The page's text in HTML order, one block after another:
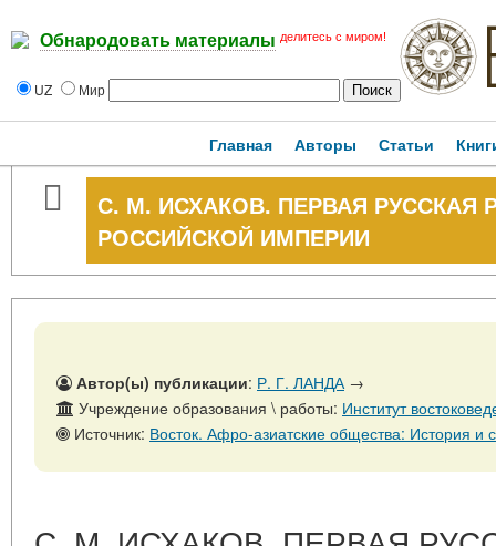
Обнародовать материалы делитесь с миром!
UZ Мир
Главная Авторы Статьи
С. М. ИСХАКОВ. ПЕРВАЯ
РОССИЙСКОЙ ИМПЕРИИ
Автор(ы) публикации: Р. Г. ЛАНДА→
Учреждение образования \ работы: Институт
Источник: Восток. Афро-азиатские общества: История и современность, № 2,